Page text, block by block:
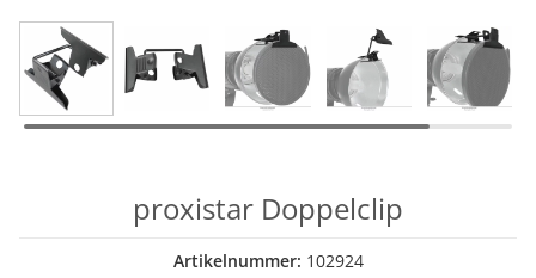
proxistar Doppelclip
Artikelnummer: 102924